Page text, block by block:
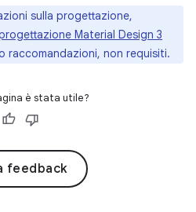
sulla progettazione,
Material Design 3
raccomandazioni, non requisiti.
è stata utile?
feedback